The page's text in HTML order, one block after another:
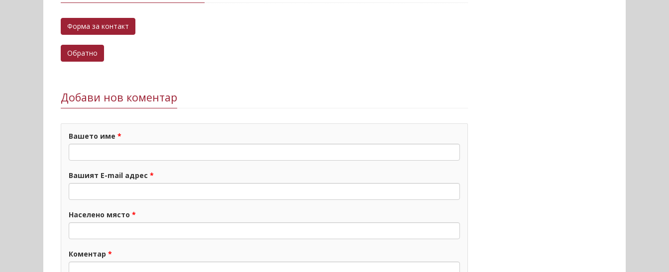
Форма за контакт
Обратно
Добави нов коментар
Вашето име *
Вашият E-mail адрес *
Населено място *
Коментар *